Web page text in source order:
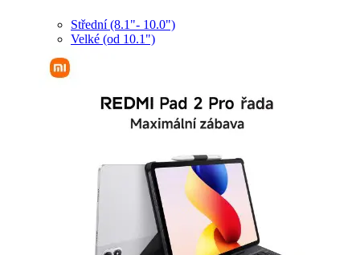
Střední (8.1"- 10.0")
Velké (od 10.1")